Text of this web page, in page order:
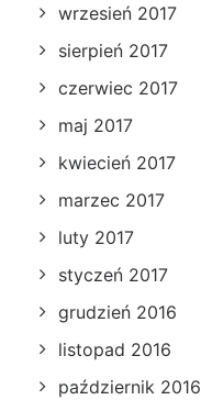
wrzesień 2017
sierpień 2017
czerwiec 2017
maj 2017
kwiecień 2017
marzec 2017
luty 2017
styczeń 2017
grudzień 2016
listopad 2016
październik 2016